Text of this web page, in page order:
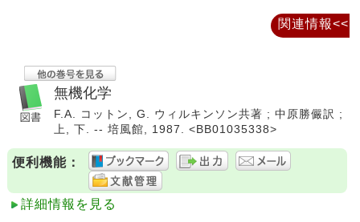
無機化学
F.A. コットン, G. ウィルキンソン共著 ; 中原勝儼訳 ;
上, 下. -- 培風館, 1987. <BB01035338>
便利機能：
詳細情報を見る
関連情報<<